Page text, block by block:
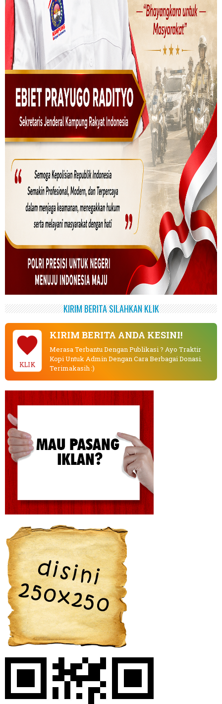
KIRIM BERITA SILAHKAN KLIK
KLIK
KIRIM BERITA ANDA KESINI!
Merasa Terbantu Dengan Publikasi ? Ayo Traktir
Kopi Untuk Admin Dengan Cara Berbagai Donasi.
Terimakasih :)